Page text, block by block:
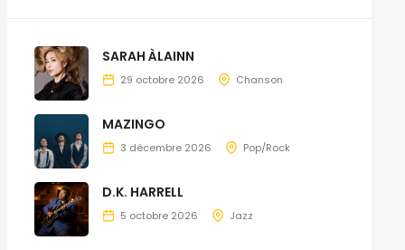
SARAH ÀLAINN
29 octobre 2026 Chanson
MAZINGO
3 décembre 2026 Pop/Rock
D.K. HARRELL
5 octobre 2026 Jazz